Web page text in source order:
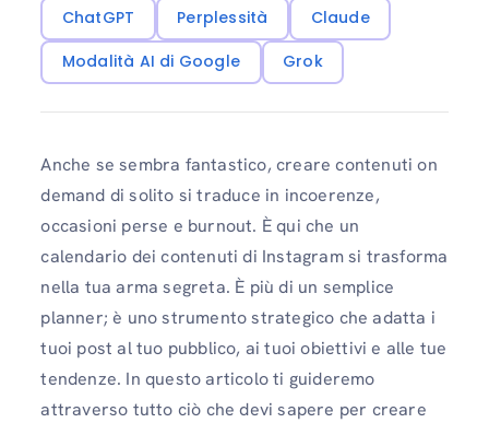
ChatGPT Perplessità
Claude
Modalità AI di Google
Grok
Anche se sembra fantastico, creare contenuti on
demand di solito si traduce in incoerenze,
occasioni perse e burnout. È qui che un
calendario dei contenuti di Instagram si trasforma
nella tua arma segreta. È più di un semplice
planner; è uno strumento strategico che adatta i
tuoi post al tuo pubblico, ai tuoi obiettivi e alle tue
tendenze. In questo articolo ti guideremo
attraverso tutto ciò che devi sapere per creare